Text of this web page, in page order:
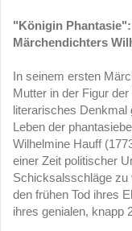
"Königin Phantasie":
Märchendichters
In seinem ersten
Mutter in der Figur
literarisches Denkmal
Leben der
Wilhelmine Hauff
einer Zeit politischer
Schicksalsschläge zu
den frühen Tod ihres
ihres genialen, knapp